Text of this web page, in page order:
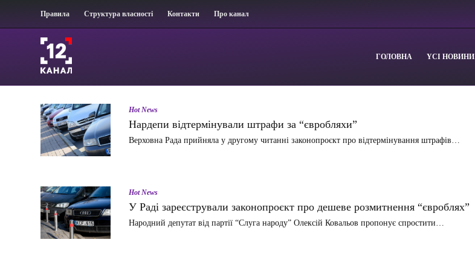
Правила Структура власності Контакти Про канал
ГОЛОВНА YСІ НОВИНИ
Hot News
Нардепи відтермінували штрафи за “євробляхи”
Верховна Рада прийняла у другому читанні законопроєкт про відтермінування штрафів…
Hot News
У Раді зареєстрували законопроєкт про дешеве розмитнення “євроблях”
Народний депутат від партії “Слуга народу” Олексій Ковальов пропонує спростити…